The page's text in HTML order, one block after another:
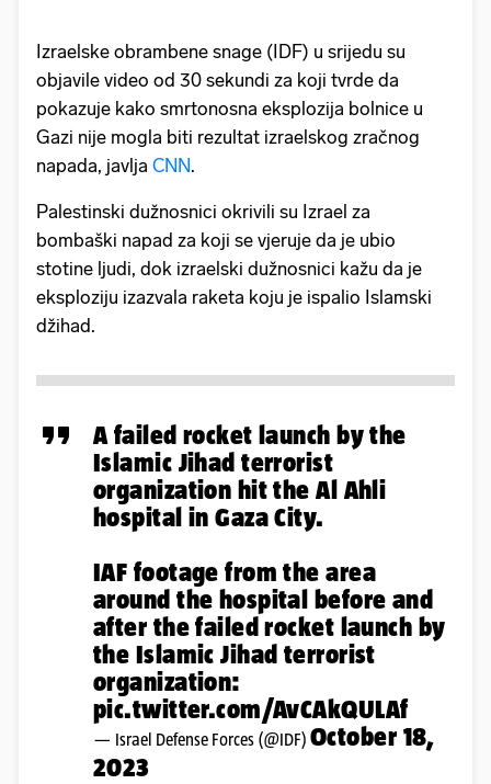
Izraelske obrambene snage (IDF) u srijedu su
objavile video od 30 sekundi za koji tvrde da
pokazuje kako smrtonosna eksplozija bolnice u
Gazi nije mogla biti rezultat izraelskog zračnog
napada, javlja CNN.
Palestinski dužnosnici okrivili su Izrael za
bombaški napad za koji se vjeruje da je ubio
stotine ljudi, dok izraelski dužnosnici kažu da je
eksploziju izazvala raketa koju je ispalio Islamski
džihad.
A failed rocket launch by the
Islamic Jihad terrorist
organization hit the Al Ahli
hospital in Gaza City.
IAF footage from the area
around the hospital before and
after the failed rocket launch by
the Islamic Jihad terrorist
organization:
pic.twitter.com/AvCAkQULAf
— Israel Defense Forces (@IDF) October 18,
2023